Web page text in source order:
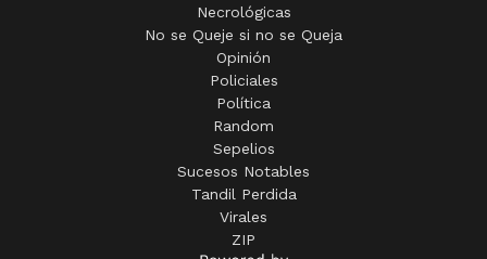
Necrológicas
No se Queje si no se Queja
Opinión
Policiales
Política
Random
Sepelios
Sucesos Notables
Tandil Perdida
Virales
ZIP